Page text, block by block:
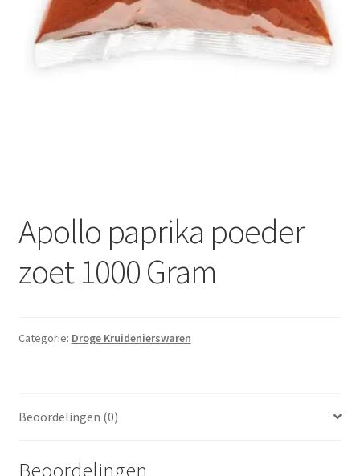
Apollo paprika poeder
zoet 1000 Gram
Categorie: Droge Kruidenierswaren
Beoordelingen (0)
Beoordelingen